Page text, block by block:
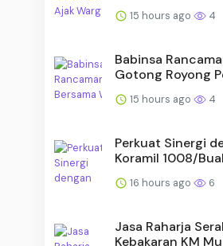
15 hours ago 4
Babinsa
Gotong Royong
15 hours ago 4
Perkuat Sinergi
Koramil 1008/
16 hours ago 6
Jasa Raharja
Kebakaran KM